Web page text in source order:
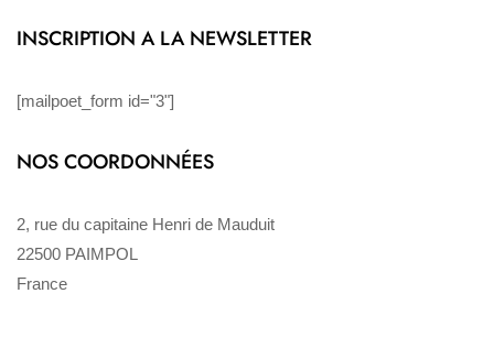
INSCRIPTION A LA NEWSLETTER
[mailpoet_form id="3"]
NOS COORDONNÉES
2, rue du capitaine Henri de Mauduit
22500 PAIMPOL
France